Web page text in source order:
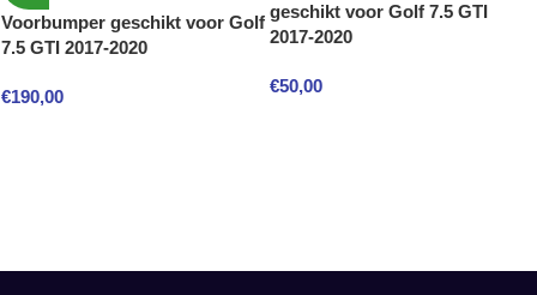
Voorbumper geschikt voor Golf
7.5 GTI 2017-2020
€190,00
geschikt voor Golf 7.5 GTI
2017-2020
€50,00